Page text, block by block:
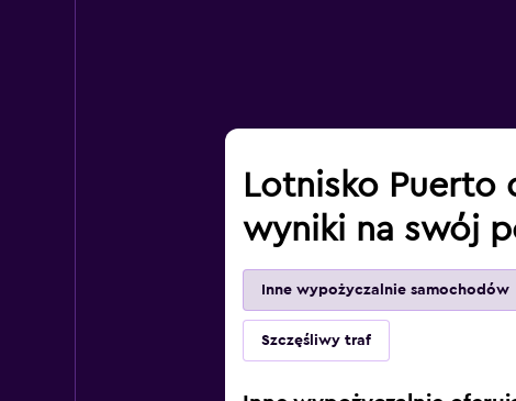
Lotnisko Puerto
wyniki na swój
Inne wypożyczalnie samochodów
Szczęśliwy traf